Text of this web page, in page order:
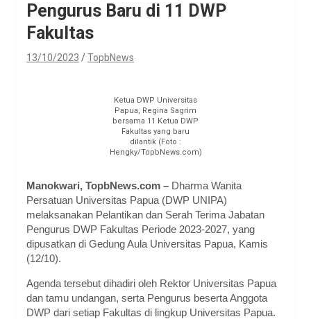
Pengurus Baru di 11 DWP
Fakultas
13/10/2023 TopbNews
Ketua DWP Universitas
Papua, Regina Sagrim
bersama 11 Ketua DWP
Fakultas yang baru
dilantik (Foto :
Hengky/TopbNews.com)
Manokwari, TopbNews.com – Dharma Wanita
Persatuan Universitas Papua (DWP UNIPA)
melaksanakan Pelantikan dan Serah Terima Jabatan
Pengurus DWP Fakultas Periode 2023-2027, yang
dipusatkan di Gedung Aula Universitas Papua, Kamis
(12/10).
Agenda tersebut dihadiri oleh Rektor Universitas Papua
dan tamu undangan, serta Pengurus beserta Anggota
DWP dari setiap Fakultas di lingkup Universitas Papua.